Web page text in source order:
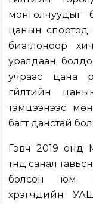
монголчуудыг
цанын спортод
биатлоноор
уралдаан
учраас цана
гүйлтийн
тэмцээнээс
багт данстай
Гэвч 2019 онд
түүнд санал
болсон юм.
хүрэгчдийн